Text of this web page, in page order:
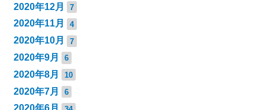
2020年12月 7
2020年11月 4
2020年10月 7
2020年9月 6
2020年8月 10
2020年7月 6